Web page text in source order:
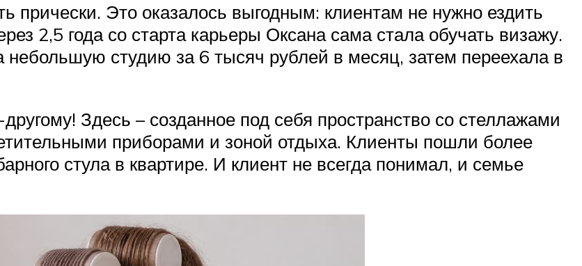
прически. Это оказалось выгодным: клиентам не нужно ездить
2,5 года со старта карьеры Оксана сама стала обучать визажу.
студию за 6 тысяч рублей в месяц, затем переехала в
Здесь – созданное под себя пространство со стеллажами
приборами и зоной отдыха. Клиенты пошли более
стула в квартире. И клиент не всегда понимал, и семье